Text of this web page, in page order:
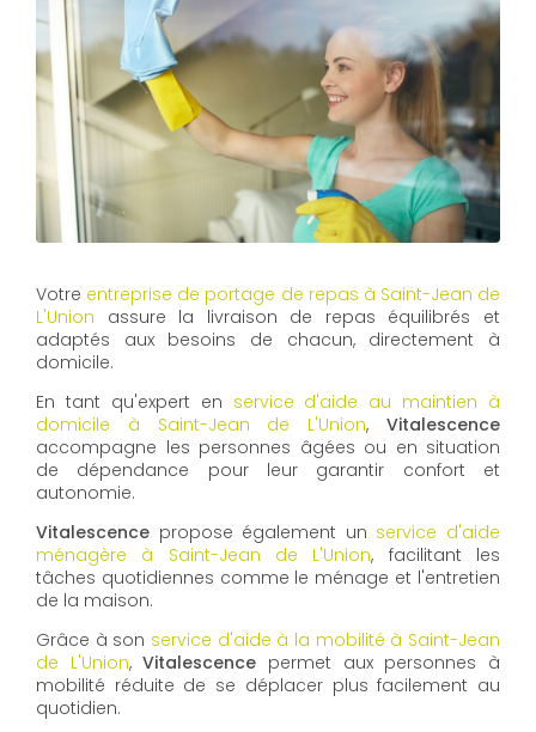
Votre entreprise de portage de repas à Saint-Jean de
L'Union assure la livraison de repas équilibrés et
adaptés aux besoins de chacun, directement à
domicile.
En tant qu'expert en service d'aide au maintien à
domicile à Saint-Jean de L'Union,Vitalescence
accompagne les personnes âgées ou en situation
de dépendance pour leur garantir confort et
autonomie.
Vitalescence propose également un service d'aide
ménagère à Saint-Jean de L'Union, facilitant les
tâches quotidiennes comme le ménage et l'entretien
de la maison.
Grâce à son service d'aide à la mobilité à Saint-Jean
de L'Union,Vitalescence permet aux personnes à
mobilité réduite de se déplacer plus facilement au
quotidien.